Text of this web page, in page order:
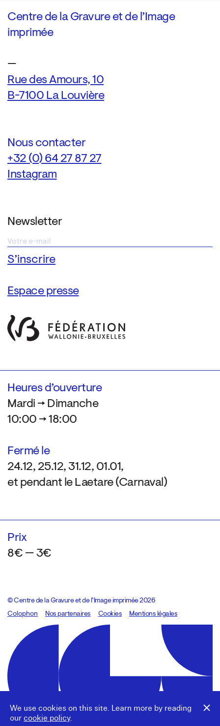
We use cookies on this site. Learn more by reading
our cookie policy.
Centre de la Gravure et de l’Image
imprimée
—
Rue des Amours, 10
B-7100 La Louvière
Nous contacter
+32 (0) 64 27 87 27
Instagram
Newsletter
Espace presse
Heures d’ouverture
Mardi → Dimanche
10:00 → 18:00
Fermé le
24.12, 25.12, 31.12, 01.01,
et pendant le Laetare (Carnaval)
Prix
8€ — 3€
© Centre de la Gravure et de l’Image imprimée 2026
Colophon
Design:Marcel Kaczmarek, code:8080.studio
Nos partenaires Cookies Mentions légales